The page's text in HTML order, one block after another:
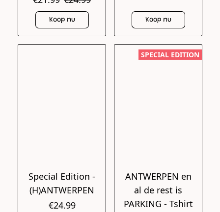
Koop nu Koop nu
Special Edition -
(H)ANTWERPEN
€24.99
SPECIAL EDITION
ANTWERPEN en
al de rest is
PARKING - Tshirt